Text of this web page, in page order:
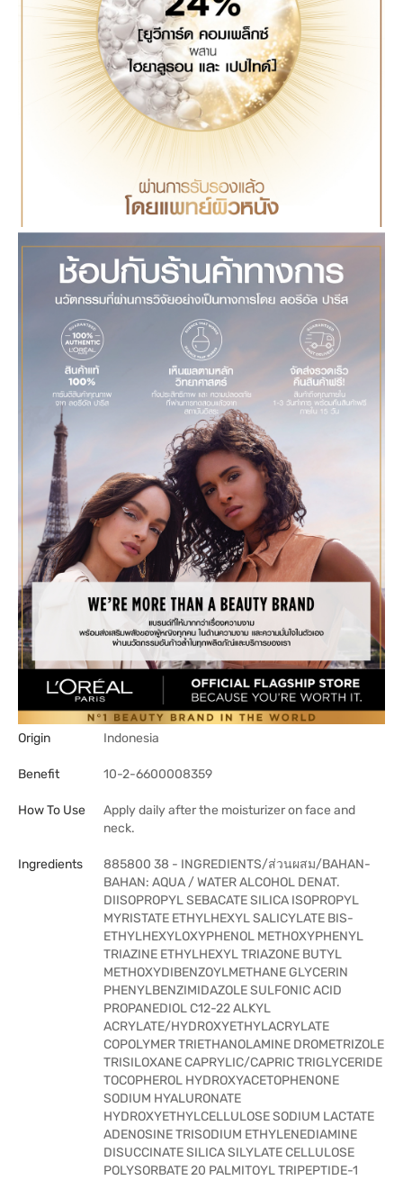
Origin Indonesia
Benefit 10-2-6600008359
How To Use
Apply daily after the moisturizer on face and
neck.
Ingredients
885800 38 - INGREDIENTS/ส่วนผสม/BAHAN-
BAHAN: AQUA / WATER ALCOHOL DENAT.
DIISOPROPYL SEBACATE SILICA ISOPROPYL
MYRISTATE ETHYLHEXYL SALICYLATE BIS-
ETHYLHEXYLOXYPHENOL METHOXYPHENYL
TRIAZINE ETHYLHEXYL TRIAZONE BUTYL
METHOXYDIBENZOYLMETHANE GLYCERIN
PHENYLBENZIMIDAZOLE SULFONIC ACID
PROPANEDIOL C12-22 ALKYL
ACRYLATE/HYDROXYETHYLACRYLATE
COPOLYMER TRIETHANOLAMINE DROMETRIZOLE
TRISILOXANE CAPRYLIC/CAPRIC TRIGLYCERIDE
TOCOPHEROL HYDROXYACETOPHENONE
SODIUM HYALURONATE
HYDROXYETHYLCELLULOSE SODIUM LACTATE
ADENOSINE TRISODIUM ETHYLENEDIAMINE
DISUCCINATE SILICA SILYLATE CELLULOSE
POLYSORBATE 20 PALMITOYL TRIPEPTIDE-1